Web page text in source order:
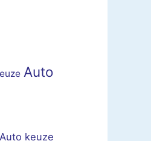
Auto
Auto keuze